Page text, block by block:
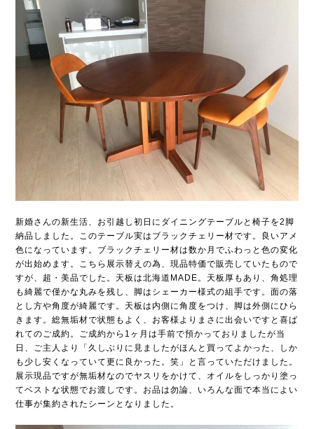
新婚さんの新生活、お引越し初日にダイニングテーブルと椅子を2脚
納品しました。このテーブル実はブラックチェリー材です。良いアメ
色になっています。ブラックチェリー材は数か月でふわっと色の変化
が出始めます。こちら展示替えの為、現品特価で販売していたもので
すが、超・美品でした。天板は北海道MADE。天板厚もあり、角処理
も綺麗で僅かな丸みを残し、脚はシェーカー様式の組手です。面の落
とし方や角度が綺麗です。天板は内側に角度をつけ、脚は外側にひら
きます。総無垢材で状態もよく、お客様よりまさに出会いですと喜ば
れてのご成約。ご成約から1ヶ月は手前で預かっておりましたが当
日、ご主人より「久しぶりに見ましたがほんと買ってよかった、しか
も少し安くなっていて更に良かった。笑」と言っていただけました。
展示現品ですが無垢材なのでヤスリをかけて、オイルをしっかり塗っ
てベストな状態でお渡しです。お品は勿論、いろんな面で本当によい
仕事が集約されたシーンとなりました。